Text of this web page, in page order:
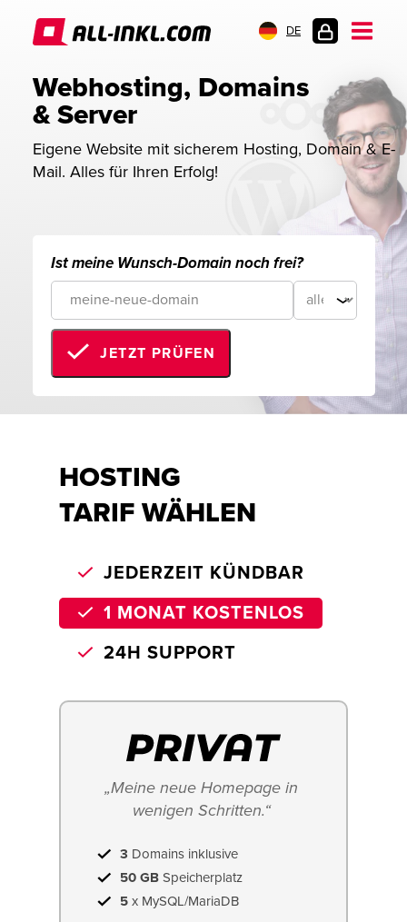
DE
Webhosting, Domains
& Server
Eigene Website mit sicherem Hosting, Domain & E-
Mail. Alles für Ihren Erfolg!
Ist meine Wunsch-Domain noch frei?
JETZT PRÜFEN
HOSTING
TARIF WÄHLEN
JEDERZEIT KÜNDBAR
1 MONAT KOSTENLOS
24H SUPPORT
„Meine neue Homepage in
wenigen Schritten.“
3 Domains inklusive
50 GB Speicherplatz
5 x MySQL/MariaDB